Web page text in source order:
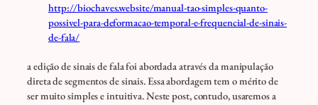
http://biochaves.website/manual-tao-simples-quanto-
possivel-para-deformacao-temporal-e-frequencial-de-sinais-
de-fala/
a edição de sinais de fala foi abordada através da manipulação
direta de segmentos de sinais. Essa abordagem tem o mérito de
ser muito simples e intuitiva. Neste post, contudo, usaremos a